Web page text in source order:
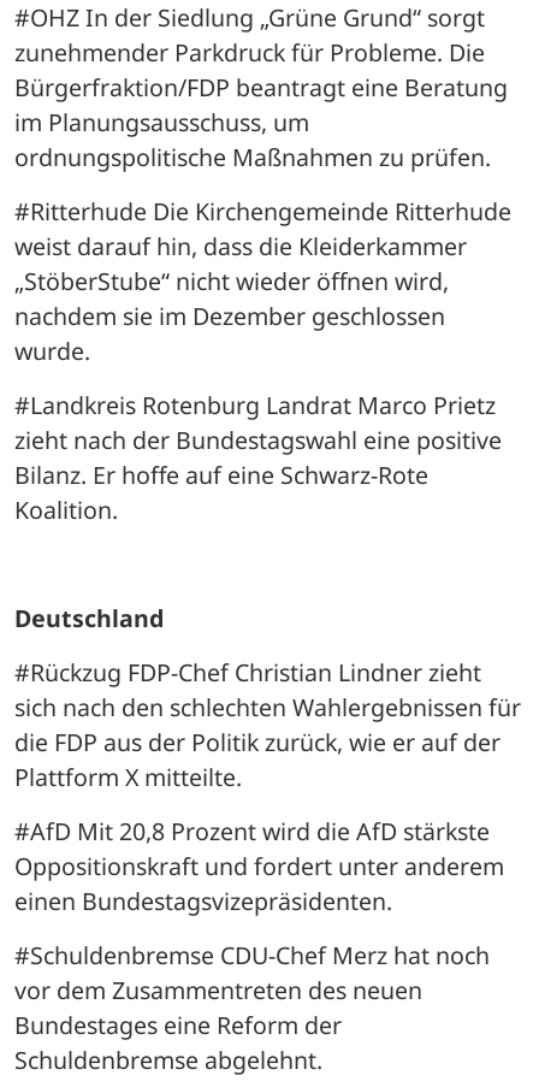
#OHZ In der Siedlung „Grüne Grund“ sorgt
zunehmender Parkdruck für Probleme. Die
Bürgerfraktion/FDP beantragt eine Beratung
im Planungsausschuss, um
ordnungspolitische Maßnahmen zu prüfen.
#Ritterhude Die Kirchengemeinde Ritterhude
weist darauf hin, dass die Kleiderkammer
„StöberStube“ nicht wieder öffnen wird,
nachdem sie im Dezember geschlossen
wurde.
#Landkreis Rotenburg Landrat Marco Prietz
zieht nach der Bundestagswahl eine positive
Bilanz. Er hoffe auf eine Schwarz-Rote
Koalition.
Deutschland
#Rückzug FDP-Chef Christian Lindner zieht
sich nach den schlechten Wahlergebnissen für
die FDP aus der Politik zurück, wie er auf der
Plattform X mitteilte.
#AfD Mit 20,8 Prozent wird die AfD stärkste
Oppositionskraft und fordert unter anderem
einen Bundestagsvizepräsidenten.
#Schuldenbremse CDU-Chef Merz hat noch
vor dem Zusammentreten des neuen
Bundestages eine Reform der
Schuldenbremse abgelehnt.